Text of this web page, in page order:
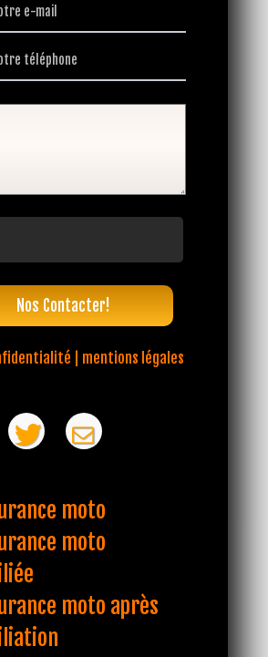
Nos Contacter!
| mentions légales
moto
moto
moto après